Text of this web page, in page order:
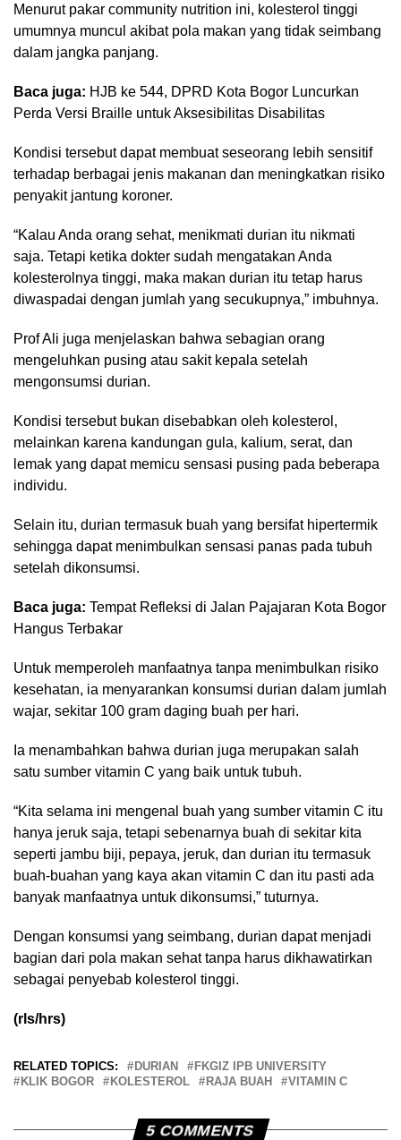
Menurut pakar community nutrition ini, kolesterol tinggi
umumnya muncul akibat pola makan yang tidak seimbang
dalam jangka panjang.
Baca juga: HJB ke 544, DPRD Kota Bogor Luncurkan
Perda Versi Braille untuk Aksesibilitas Disabilitas
Kondisi tersebutdapat membuat seseorang lebih sensitif
terhadap berbagai jenis makanan dan meningkatkan risiko
penyakit jantung koroner.
“Kalau Anda orang sehat, menikmati durian itu nikmati
saja. Tetapi ketika dokter sudah mengatakan Anda
kolesterolnya tinggi, maka makan durian itu tetap harus
diwaspadai dengan jumlah yang secukupnya,” imbuhnya.
Prof Ali juga menjelaskan bahwa sebagian orang
mengeluhkan pusing atau sakit kepala setelah
mengonsumsi durian.
Kondisi tersebut bukan disebabkan oleh kolesterol,
melainkan karena kandungan gula, kalium, serat, dan
lemak yang dapat memicu sensasi pusing pada beberapa
individu.
Selain itu, durian termasuk buah yang bersifat hipertermik
sehingga dapat menimbulkan sensasi panas pada tubuh
setelah dikonsumsi.
Baca juga: Tempat Refleksi di Jalan Pajajaran Kota Bogor
Hangus Terbakar
Untuk memperoleh manfaatnya tanpa menimbulkan risiko
kesehatan, ia menyarankan konsumsi durian dalam jumlah
wajar, sekitar 100 gram daging buah per hari.
Ia menambahkan bahwa durian juga merupakan salah
satu sumber vitamin C yang baik untuk tubuh.
“Kita selama ini mengenal buah yang sumber vitamin C itu
hanya jeruk saja, tetapi sebenarnya buah di sekitar kita
seperti jambu biji, pepaya, jeruk, dan durian itu termasuk
buah-buahan yang kaya akan vitamin C dan itu pasti ada
banyak manfaatnya untuk dikonsumsi,” tuturnya.
Dengan konsumsi yang seimbang, durian dapat menjadi
bagian dari pola makan sehat tanpa harus dikhawatirkan
sebagai penyebab kolesterol tinggi.
(rls/hrs)
RELATED TOPICS: DURIAN
FKGIZ IPB UNIVERSITY
KLIK BOGOR
KOLESTEROL RAJA BUAH VITAMIN C
5 COMMENTS